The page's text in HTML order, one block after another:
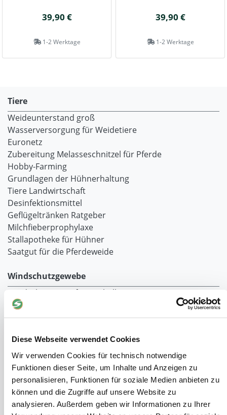
Diese Webseite verwendet Cookies
Wir verwenden Cookies für technisch notwendige
Funktionen dieser Seite, um Inhalte und Anzeigen zu
personalisieren, Funktionen für soziale Medien anbieten zu
können und die Zugriffe auf unsere Website zu
analysieren. Außerdem geben wir Informationen zu Ihrer
39,90 €
1-2 Werktage
39,90 €
1-2 Werktage
Tiere
Weideunterstand groß
Wasserversorgung für Weidetiere
Euronetz
Zubereitung Melasseschnitzel für Pferde
Hobby-Farming
Grundlagen der Hühnerhaltung
Tiere Landwirtschaft
Desinfektionsmittel
Geflügeltränken Ratgeber
Milchfieberprophylaxe
Stallapotheke für Hühner
Saatgut für die Pferdeweide
Windschutzgewebe
Windschutznetze für Reithallen
Galerie Windschutznetze
Windschutznetz für Pferdeführanlagen
Lubratec Tore
Lubratec Fronten
Planenvorhang
Windschutznetz mit Ösen
Windschutznetz mit Keder
PVC Lamellen für Pferdeställe